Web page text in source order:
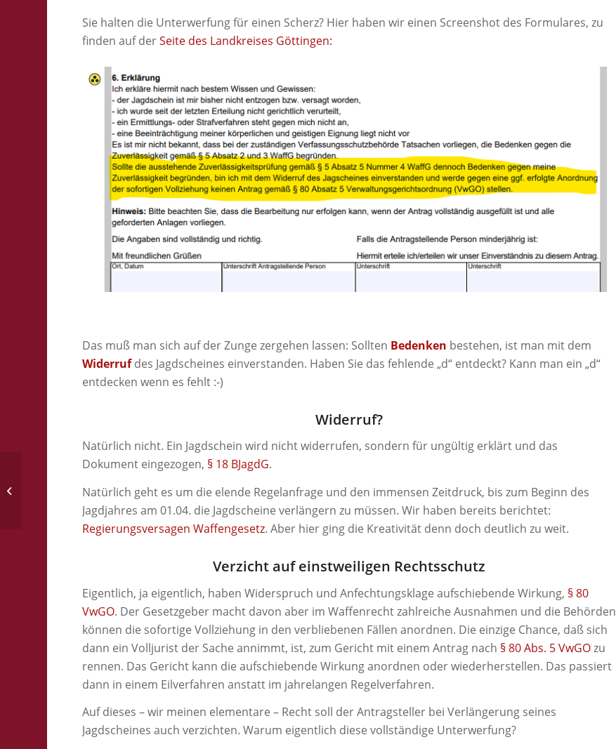
Sie halten die Unterwerfung für einen Scherz? Hier haben wir einen Screenshot des Formulares, zu
finden auf derSeite des Landkreises Göttingen:
Das muß man sich auf der Zunge zergehen lassen: Sollten Bedenken bestehen, ist man mit dem
Widerrufdes Jagdscheines einverstanden. Haben Sie das fehlende „d“ entdeckt? Kann man ein „d“
entdecken wenn es fehlt :-)
Widerruf?
Natürlich nicht. Ein Jagdschein wird nicht widerrufen, sondern für ungültig erklärt und das
Dokument eingezogen, § 18 BJagdG.
Natürlich geht es um die elende Regelanfrage und den immensen Zeitdruck, bis zum Beginn des
Jagdjahres am 01.04. die Jagdscheine verlängern zu müssen. Wir haben bereits berichtet:
Regierungsversagen Waffengesetz. Aber hier ging die Kreativität denn doch deutlich zu weit.
Verzicht auf einstweiligen Rechtsschutz
Eigentlich, ja eigentlich, haben Widerspruch und Anfechtungsklage aufschiebende Wirkung, § 80
VwGO. Der Gesetzgeber macht davon aber im Waffenrecht zahlreiche Ausnahmen und die Behörden
können die sofortige Vollziehung in den verbliebenen Fällen anordnen. Die einzige Chance, daß sich
dann ein Volljurist der Sache annimmt, ist, zum Gericht mit einem Antrag nach § 80 Abs. 5 VwGOzu
rennen. Das Gericht kann die aufschiebende Wirkung anordnen oder wiederherstellen. Das passiert
dann in einem Eilverfahren anstatt im jahrelangen Regelverfahren.
Auf dieses – wir meinen elementare – Recht soll der Antragsteller bei Verlängerung seines
Jagdscheines auch verzichten. Warum eigentlich diese vollständige Unterwerfung?
Den Knall nicht gehört